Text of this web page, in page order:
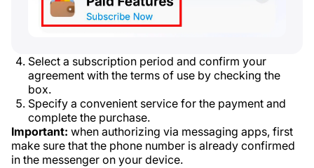
Select a subscription period and confirm your
agreement with the terms of use by checking the
box.
Specify a convenient service for the payment and
complete the purchase.
Important: when authorizing via messaging apps, first
make sure that the phone number is already confirmed
in the messenger on your device.